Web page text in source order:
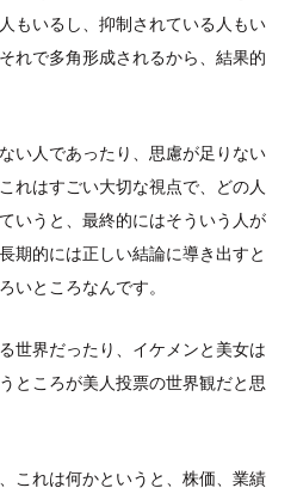
もいるし、抑制されている人もい
れで多角形成されるから、結果的
い人であったり、思慮が足りない
れはすごい大切な視点で、どの人
いうと、最終的にはそういう人が
期的には正しい結論に導き出すと
いところなんです。
世界だったり、イケメンと美女は
ところが美人投票の世界観だと思
これは何かというと、株価、業績